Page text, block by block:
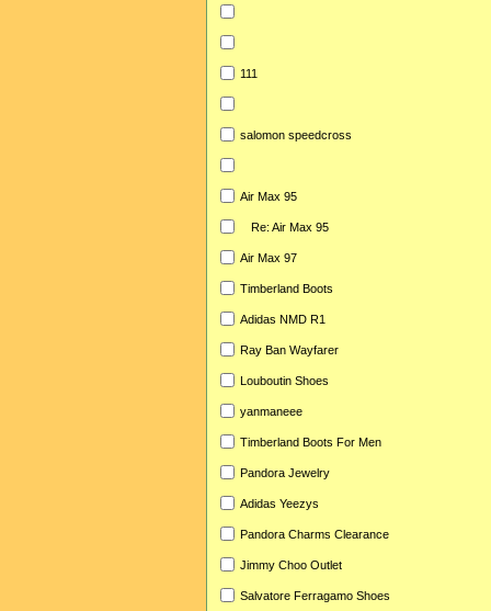
111
salomon speedcross
Air Max 95
Re: Air Max 95
Air Max 97
Timberland Boots
Adidas NMD R1
Ray Ban Wayfarer
Louboutin Shoes
yanmaneee
Timberland Boots For Men
Pandora Jewelry
Adidas Yeezys
Pandora Charms Clearance
Jimmy Choo Outlet
Salvatore Ferragamo Shoes